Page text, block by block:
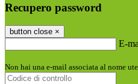
Recupero password
button close ×
E-
Non hai una e-mail associata al nome